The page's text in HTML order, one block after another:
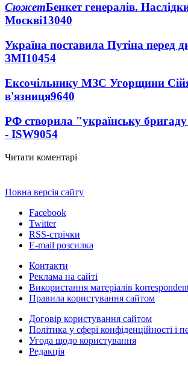
СюжетБенкет генералів.
Москві13040
Україна поставила Путіна перед
ЗМІ10454
Ексочільнику МЗС Угорщини
в'язниця9640
РФ створила "українську
- ISW9054
Читати коментарі
Повна версія сайту
Facebook
Twitter
RSS-стрічки
E-mail розсилка
Контакти
Реклама на сайті
Використання матеріалів
Правила користування сайтом
Договір користування сайтом
Політика у сфері конфіденційності і
Угода щодо користування
Редакція